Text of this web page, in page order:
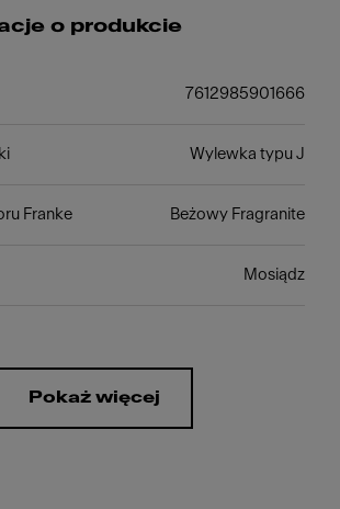
o produkcie
7612985901666
Wylewka typu J
Franke Beżowy Fragranite
Mosiądz
Pokaż więcej